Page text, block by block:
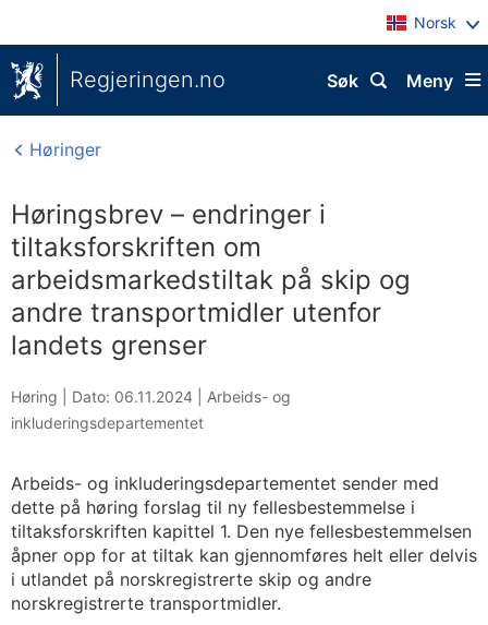
Norsk
Regjeringen.no Meny
Søk
Høringer
Høringsbrev – endringer i
tiltaksforskriften om
arbeidsmarkedstiltak på skip og
andre transportmidler utenfor
landets grenser
Høring | Dato: 06.11.2024
Arbeids- og
inkluderingsdepartementet
Arbeids- og inkluderingsdepartementet sender med
dette på høring forslag til ny fellesbestemmelse i
tiltaksforskriften kapittel 1. Den nye fellesbestemmelsen
åpner opp for at tiltak kan gjennomføres helt eller delvis
i utlandet på norskregistrerte skip og andre
norskregistrerte transportmidler.